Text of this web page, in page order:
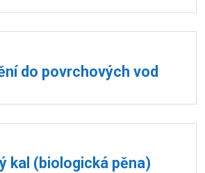
do povrchových vod
kal (biologická pěna)